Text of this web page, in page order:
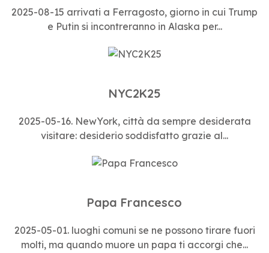
2025-08-15 arrivati a Ferragosto, giorno in cui Trump
e Putin si incontreranno in Alaska per...
NYC2K25
2025-05-16. NewYork, città da sempre desiderata
visitare: desiderio soddisfatto grazie al...
Papa Francesco
2025-05-01. luoghi comuni se ne possono tirare fuori
molti, ma quando muore un papa ti accorgi che...